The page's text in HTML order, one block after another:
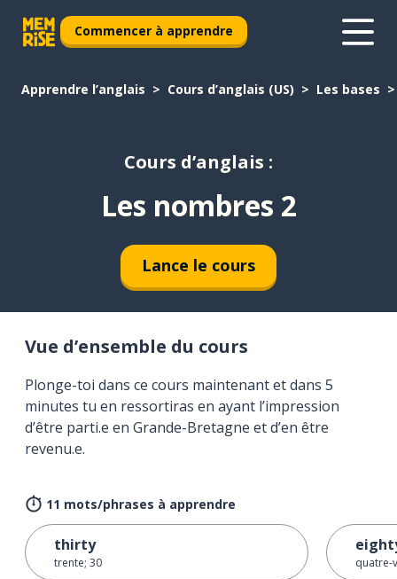
Commencer à apprendre
Apprendre l’anglais Cours d’anglais (US) Les bases
Cours d’anglais :
Les nombres 2
Lance le cours
Vue d’ensemble du cours
Plonge-toi dans ce cours maintenant et dans 5
minutes tu en ressortiras en ayant l’impression
d’être parti.e en Grande-Bretagne et d’en être
revenu.e.
11 mots/phrases à apprendre
thirty
trente; 30 quatre-